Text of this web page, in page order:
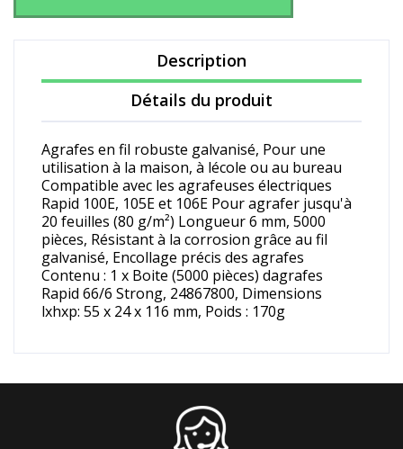
Description
Détails du produit
Agrafes en fil robuste galvanisé, Pour une
utilisation à la maison, à lécole ou au bureau
Compatible avec les agrafeuses électriques
Rapid 100E, 105E et 106E Pour agrafer jusqu'à
20 feuilles (80 g/m²) Longueur 6 mm, 5000
pièces, Résistant à la corrosion grâce au fil
galvanisé, Encollage précis des agrafes
Contenu : 1 x Boite (5000 pièces) dagrafes
Rapid 66/6 Strong, 24867800, Dimensions
lxhxp: 55 x 24 x 116 mm, Poids : 170g